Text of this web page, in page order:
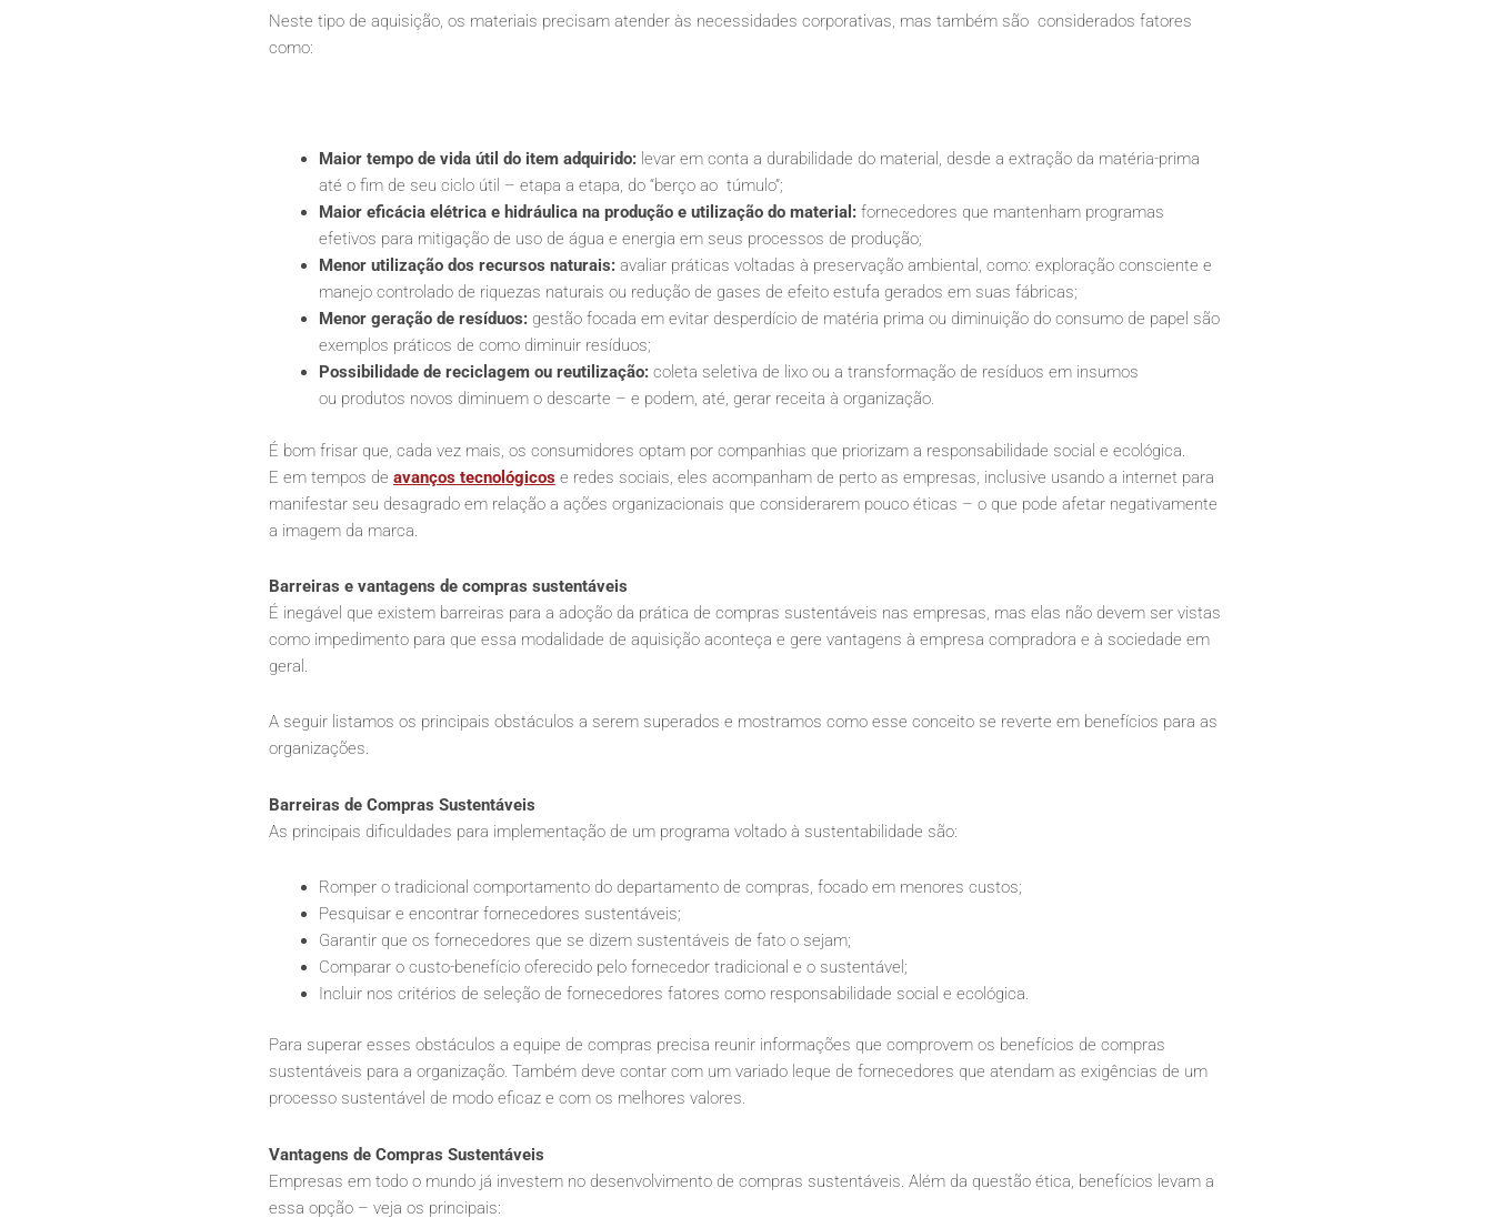
Neste tipo de aquisição, os materiais precisam atender às necessidades corporativas, mas também são considerados fatores
como:
Maior tempo de vida útil do item adquirido:levar em conta a durabilidade do material, desde a extração da matéria-prima
até o fim de seu ciclo útil – etapa a etapa, do “berço ao túmulo”;
Maior eficácia elétrica e hidráulica na produção e utilização do material:fornecedores que mantenham programas
efetivos para mitigação de uso de água e energia em seus processos de produção;
Menor utilização dos recursos naturais:avaliar práticas voltadas à preservação ambiental, como: exploração consciente e
manejo controlado de riquezas naturais ou redução de gases de efeito estufa gerados em suas fábricas;
Menor geração de resíduos:gestão focada em evitar desperdício de matéria prima ou diminuição do consumo de papel são
exemplos práticos de como diminuir resíduos;
Possibilidade de reciclagem ou reutilização:coleta seletiva de lixo ou a transformação de resíduos em insumos
ou produtos novos diminuem o descarte – e podem, até, gerar receita à organização.
É bom frisar que, cada vez mais, os consumidores optam por companhias que priorizam a responsabilidade social e ecológica.
E em tempos de avanços tecnológicose redes sociais, eles acompanham de perto as empresas, inclusive usando a internet para
manifestar seu desagrado em relação a ações organizacionais que considerarem pouco éticas – o que pode afetar negativamente
a imagem da marca.
Barreiras e vantagens de compras sustentáveis
É inegável que existem barreiras para a adoção da prática de compras sustentáveis nas empresas, mas elas não devem ser vistas
como impedimento para que essa modalidade de aquisição aconteça e gere vantagens à empresa compradora e à sociedade em
geral.
A seguir listamos os principais obstáculos a serem superados e mostramos como esse conceito se reverte em benefícios para as
organizações.
Barreiras de Compras Sustentáveis
As principais dificuldades para implementação de um programa voltado à sustentabilidade são:
Romper o tradicional comportamento do departamento de compras, focado em menores custos;
Pesquisar e encontrar fornecedores sustentáveis;
Garantir que os fornecedores que se dizem sustentáveis de fato o sejam;
Comparar o custo-benefício oferecido pelo fornecedor tradicional e o sustentável;
Incluir nos critérios de seleção de fornecedores fatores como responsabilidade social e ecológica.
Para superar esses obstáculos a equipe de compras precisa reunir informações que comprovem os benefícios de compras
sustentáveis para a organização. Também deve contar com um variado leque de fornecedores que atendam as exigências de um
processo sustentável de modo eficaz e com os melhores valores.
Vantagens de Compras Sustentáveis
Empresas em todo o mundo já investem no desenvolvimento de compras sustentáveis. Além da questão ética, benefícios levam a
essa opção – veja os principais: